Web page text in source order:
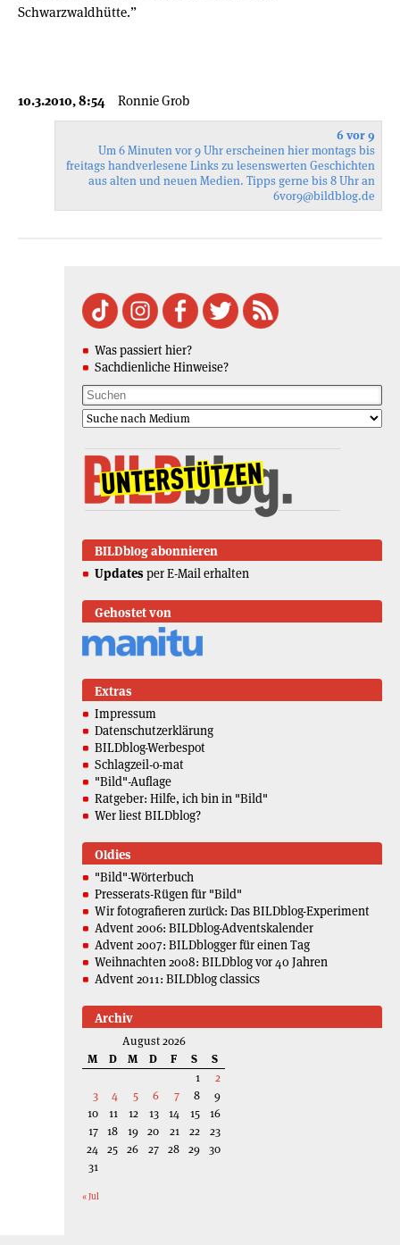
Schwarzwaldhütte.”
10.3.2010, 8:54 Ronnie Grob
6 vor 9
Um 6 Minuten vor 9 Uhr erscheinen hier montags bis
freitags handverlesene Links zu lesenswerten Geschichten
aus alten und neuen Medien. Tipps gerne bis 8 Uhr an
6vor9@bildblog.de
Was passiert hier?
Sachdienliche Hinweise?
BILDblog abonnieren
Updates per E-Mail erhalten
Gehostet von
Extras
Impressum
Datenschutzerklärung
BILDblog-Werbespot
Schlagzeil-o-mat
"Bild"-Auflage
Ratgeber: Hilfe, ich bin in "Bild"
Wer liest BILDblog?
Oldies
"Bild"-Wörterbuch
Presserats-Rügen für "Bild"
Wir fotografieren zurück: Das BILDblog-Experiment
Advent 2006: BILDblog-Adventskalender
Advent 2007: BILDblogger für einen Tag
Weihnachten 2008: BILDblog vor 40 Jahren
Advent 2011: BILDblog classics
Archiv
August 2026
M
D M D F S
S
1
2
3
4 5 6 7 8
9
10
11 12 13 14 15
16
17 18 19 20 21 22
23
24 25 26 27 28 29 30
31
« Jul